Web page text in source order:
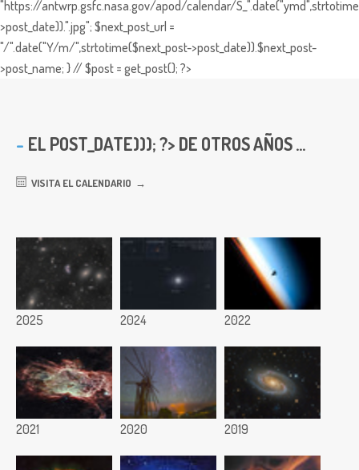
"https://antwrp.gsfc.nasa.gov/apod/calendar/
>post_date)).".jpg"; $next_post_url =
"/".date("Y/m/",strtotime($next_post->post_date)).$next_post-
>post_name; } // $post = get_post(); ?>
EL POST_DATE))); ?> DE OTROS AÑOS ...
VISITA EL CALENDARIO
2025 2024 2022
2021 2020 2019